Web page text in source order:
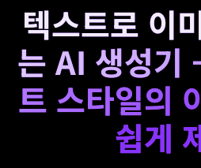
텍스트로 이
는 AI 생성기
트 스타일의
쉽게